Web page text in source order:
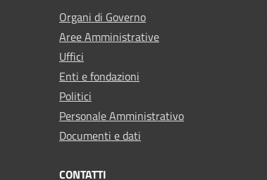
Organi di Governo
Aree Amministrative
Uffici
Enti e fondazioni
Politici
Personale Amministrativo
Documenti e dati
CONTATTI